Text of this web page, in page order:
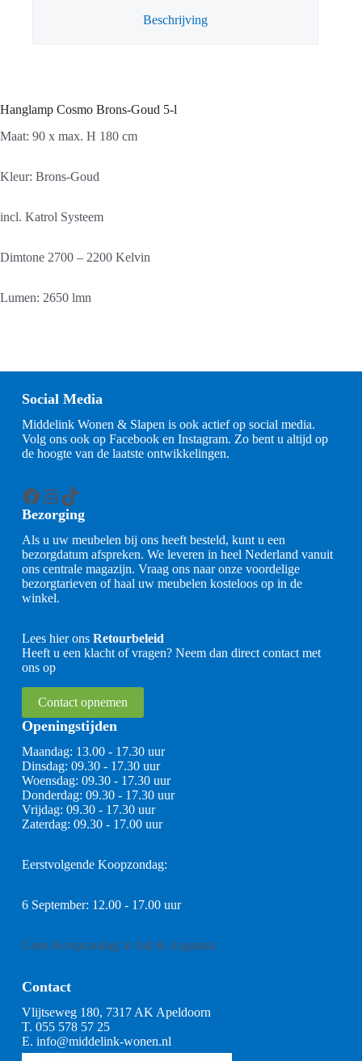
Beschrijving
Hanglamp Cosmo Brons-Goud 5-l
Maat: 90 x max. H 180 cm
Kleur: Brons-Goud
incl. Katrol Systeem
Dimtone 2700 – 2200 Kelvin
Lumen: 2650 lmn
Social Media
Middelink Wonen & Slapen is ook actief op social media.
Volg ons ook op Facebook en Instagram. Zo bent u altijd op
de hoogte van de laatste ontwikkelingen.
Facebook
Instagram
TikTok
Bezorging
Als u uw meubelen bij ons heeft besteld, kunt u een
bezorgdatum afspreken. We leveren in heel Nederland vanuit
ons centrale magazijn. Vraag ons naar onze voordelige
bezorgtarieven of haal uw meubelen kosteloos op in de
winkel.
Lees hier ons Retourbeleid
Heeft u een klacht of vragen? Neem dan direct contact met
ons op
Contact opnemen
Openingstijden
Maandag: 13.00 - 17.30 uur
Dinsdag: 09.30 - 17.30 uur
Woensdag: 09.30 - 17.30 uur
Donderdag: 09.30 - 17.30 uur
Vrijdag: 09.30 - 17.30 uur
Zaterdag: 09.30 - 17.00 uur
Eerstvolgende Koopzondag:
6 September: 12.00 - 17.00 uur
Geen Koopzondag in Juli & Augustus
Contact
Vlijtseweg 180, 7317 AK Apeldoorn
T. 055 578 57 25
E. info@middelink-wonen.nl